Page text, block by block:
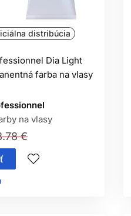
pretože oxidačná
oxidačná farba
distribúcia
Dia Light
farba na vlasy
na vlasy
€